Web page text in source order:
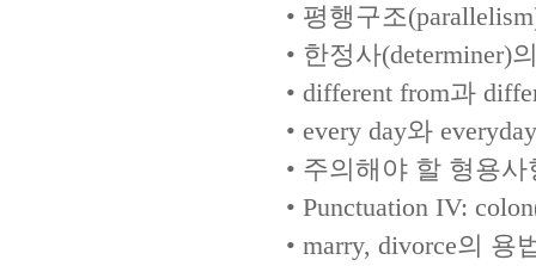
• 평행구조
• 한정사(determiner)
• different from과
• every day와 everyday
• 주의해야 할 형용
• Punctuation IV:
• marry, divorce의 용